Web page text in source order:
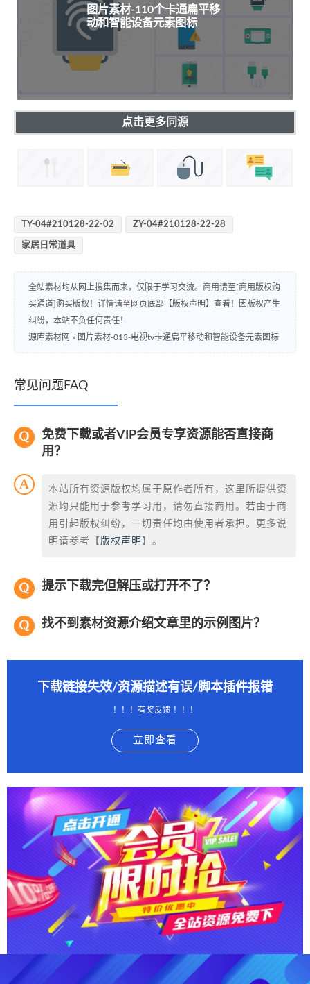
图片素材-110个卡通扁平移
动和智能设备元素图标
点击更多同源
TY-04#210128-22-02 ZY-04#210128-22-28
家居日常道具
全站素材均从网上搜集而来，仅限于学习交流。商用请至[商用版权购
买通道]购买版权！详情请至网页底部【版权声明】查看！因版权产生
纠纷，本站不负任何责任！
源库素材网 » 图片素材-013-电视tv卡通扁平移动和智能设备元素图标
常见问题FAQ
免费下载或者VIP会员专享资源能否直接商
用？
本站所有资源版权均属于原作者所有，这里所提供资
源均只能用于参考学习用，请勿直接商用。若由于商
用引起版权纠纷，一切责任均由使用者承担。更多说
明请参考【 版权声明 】。
提示下载完但解压或打开不了？
找不到素材资源介绍文章里的示例图片？
下载链接失效/资源描述有误/脚本插件报错
！！！有奖反馈 ！！！
立即查看